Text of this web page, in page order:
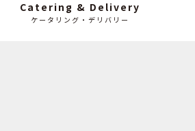
Catering & Delivery
ケータリング・デリバリー